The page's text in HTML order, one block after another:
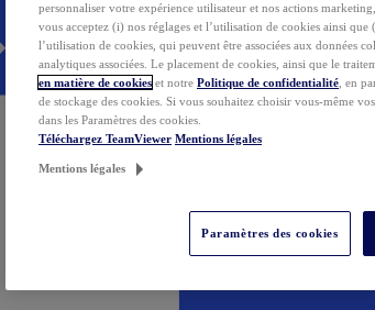
personnaliser votre expérience utilisateur et nos actions
vous acceptez (i) nos réglages et l’utilisation de cookies ainsi que
l’utilisation de cookies, qui peuvent être associées aux données
analytiques associées. Le placement de cookies, ainsi que le
en matière de cookies et notre Politique de confidentialité , en
de stockage des cookies. Si vous souhaitez choisir vous-même
dans les Paramètres des cookies.
Téléchargez TeamViewer Mentions légales
Mentions légales
Paramètres des cookies